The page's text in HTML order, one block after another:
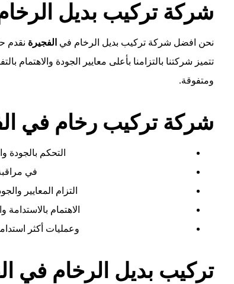
شركة تركيب بديل
نحن افضل شركة تركيب بديل الرخام في الفجيرة نقدم
تتميز شركتنا بالتزامنا بأعلى معايير الجودة والاهتمام
ومتفوقة.
شركة تركيب رخام في
التحكم بالجودة
في
التزام المعايير
الاهتمام بالاستدامة
وعمليات أكثر
تركيب بديل الرخام في